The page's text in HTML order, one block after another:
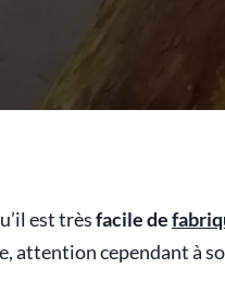
est trèsfacile de
attention cependant à